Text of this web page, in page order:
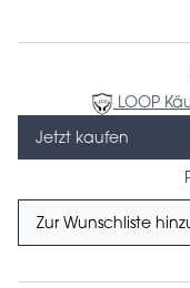
LOOP
Jetzt kaufen
Zur Wunschliste